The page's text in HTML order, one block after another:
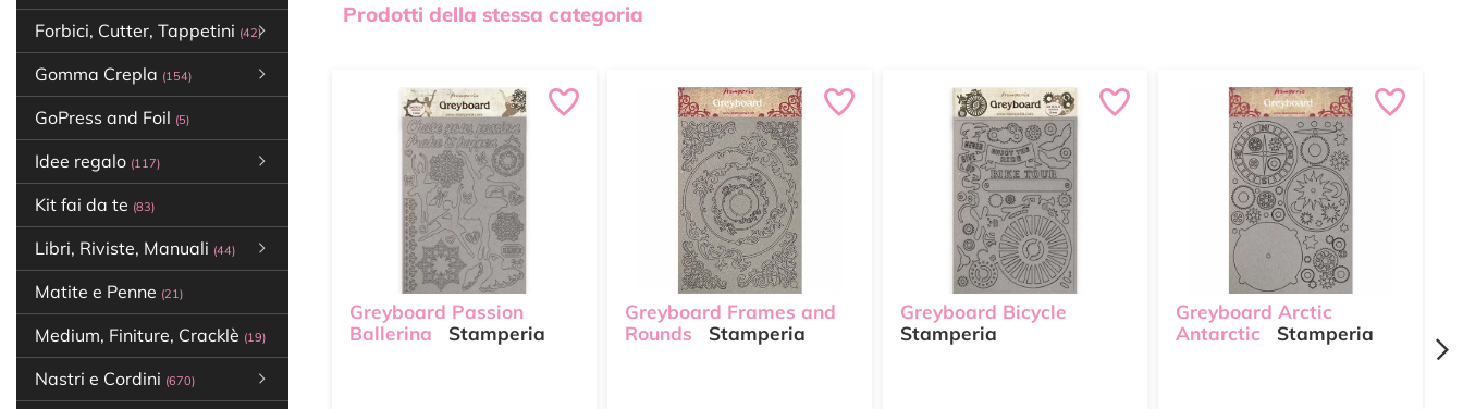
Forbici, Cutter, Tappetini (42)
Gomma Crepla (154)
GoPress and Foil (5)
Idee regalo (117)
Kit fai da te (83)
Libri, Riviste, Manuali (44)
Matite e Penne (21)
Medium, Finiture, Cracklè (19)
Nastri e Cordini (670)
Prodotti della stessa categoria
Greyboard Passion
Ballerina
Stamperia
Greyboard Frames and
Rounds
Stamperia
Greyboard Bicycle
Stamperia
Greyboard Arctic
Antarctic
Stamperia